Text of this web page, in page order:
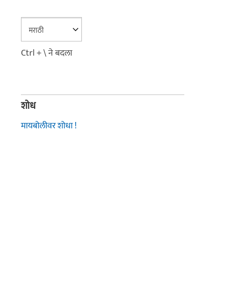
Ctrl + \ ने बदला
शोध
मायबोलीवर शोधा !